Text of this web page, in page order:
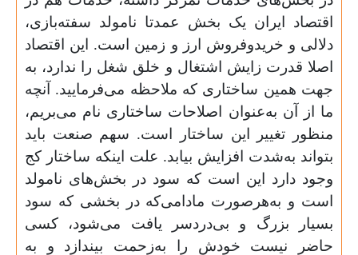
اقتصاد ایران یک بخش عمدتا نامولد سفته‌بازی،
دلالی و خریدوفروش ارز و زمین است. این اقتصاد
اصلا قدرت زایش اشتغال و خلق شغل را ندارد، به
جهت همین ساختاری که ملاحظه می‌فرمایید. آنچه
ما از آن به‌عنوان اصلاحات ساختاری نام می‌بریم،
منظور تغییر این ساختار است. سهم صنعت باید
بتواند به‌شدت افزایش بیابد. علت اینکه ساختار کج
وجود دارد این است که سود در بخش‌های نامولد
است و به‌هرصورت مادامی‌که در بخشی که سود
بسیار بزرگ و بی‌دردسر یافت می‌شود، کسی
حاضر نیست خودش را به‌زحمت بیندازد و به